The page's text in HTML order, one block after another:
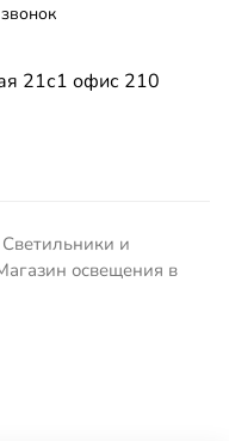
21с1 офис 210
и
освещения в